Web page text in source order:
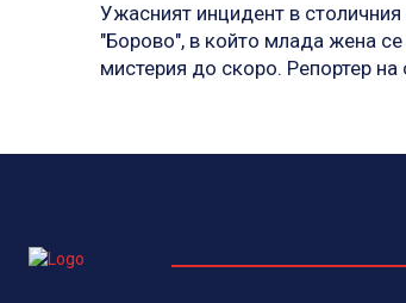
Ужасният инцидент в столичния
"Борово", в който млада жена
мистерия до скоро.